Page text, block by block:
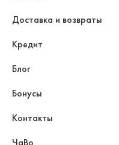
Доставка и возвраты
Кредит
Блог
Бонусы
Контакты
ЧаВо